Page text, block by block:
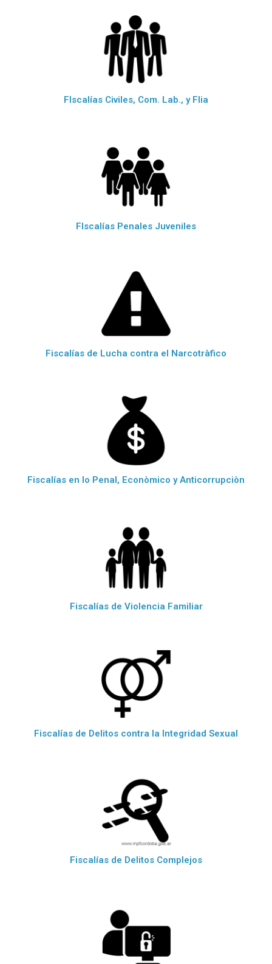
FIscalías Civiles, Com. Lab., y Flia
FIscalías Penales Juveniles
Fiscalías de Lucha contra el Narcotràfico
Fiscalías en lo Penal, Econòmico y Anticorrupciòn
Fiscalías de Violencia Familiar
Fiscalías de Delitos contra la Integridad Sexual
Fiscalías de Delitos Complejos